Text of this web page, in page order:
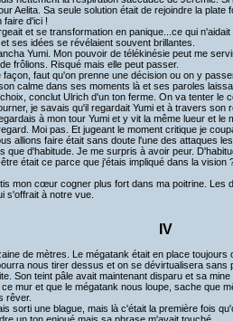
Aelita. Sa seule solution était de rejoindre la plate
faire d'ici !
et se transformation en panique...ce qui
ses idées se révélaient souvent brillantes.
Yumi. Mon pouvoir de télékinésie peut me
frôlions. Risqué mais elle peut passer.
faut qu'on prenne une décision ou on y
calme dans ses moments là et ses paroles
conclut Ulrich d'un ton ferme. On va tenter le
je savais qu'il regardait Yumi et à travers
à mon tour Yumi et y vit la même lueur et
Moi pas. Et jugeant le moment critique je
allions faire était sans doute l'une des attaques
que d'habitude. Je me surpris à avoir peur.
était ce parce que j'étais impliqué dans la vision
mon cœur cogner plus fort dans ma poitrine. Les
s'offrait à notre vue.
IV
de mètres. Le mégatank était en place
nous tirer dessus et on se dévirtualisera sans
Son teint pâle avait maintenant disparu et sa
mur et que le mégatank nous loupe, sache que
rêver.
sorti une blague, mais là c'était la première fois